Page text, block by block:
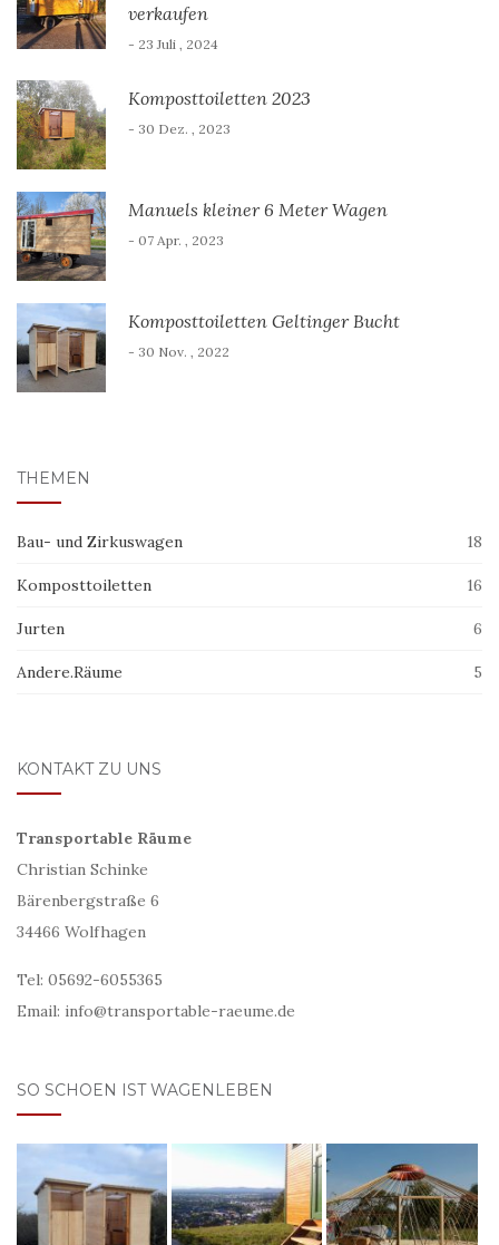
verkaufen
- 23 Juli , 2024
Komposttoiletten 2023
- 30 Dez. , 2023
Manuels kleiner 6 Meter Wagen
- 07 Apr. , 2023
Komposttoiletten Geltinger Bucht
- 30 Nov. , 2022
THEMEN
Bau- und Zirkuswagen 18
Komposttoiletten 16
Jurten 6
Andere.Räume 5
KONTAKT ZU UNS
Transportable Räume
Christian Schinke
Bärenbergstraße 6
34466 Wolfhagen
Tel: 05692-6055365
Email: info@transportable-raeume.de
SO SCHOEN IST WAGENLEBEN